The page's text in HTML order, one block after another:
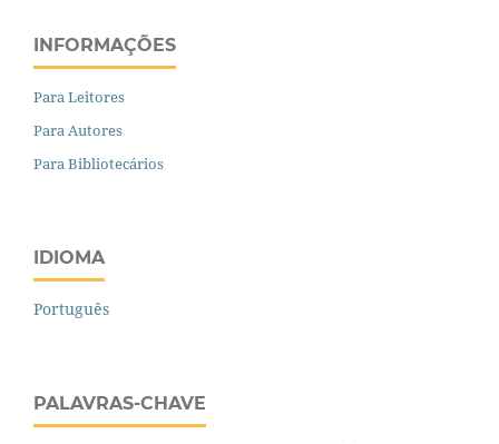
INFORMAÇÕES
Para Leitores
Para Autores
Para Bibliotecários
IDIOMA
Português
PALAVRAS-CHAVE